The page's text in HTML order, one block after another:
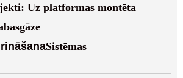
Uz platformas montēta
Sistēmas